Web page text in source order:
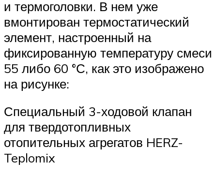
и термоголовки. В нем уже
вмонтирован термостатический
элемент, настроенный на
фиксированную температуру смеси
55 либо 60 °С, как это изображено
на рисунке:
Специальный 3-ходовой клапан
для твердотопливных
отопительных агрегатов HERZ-
Teplomix